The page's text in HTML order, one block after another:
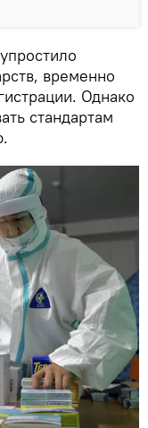
временно
Однако
стандартам